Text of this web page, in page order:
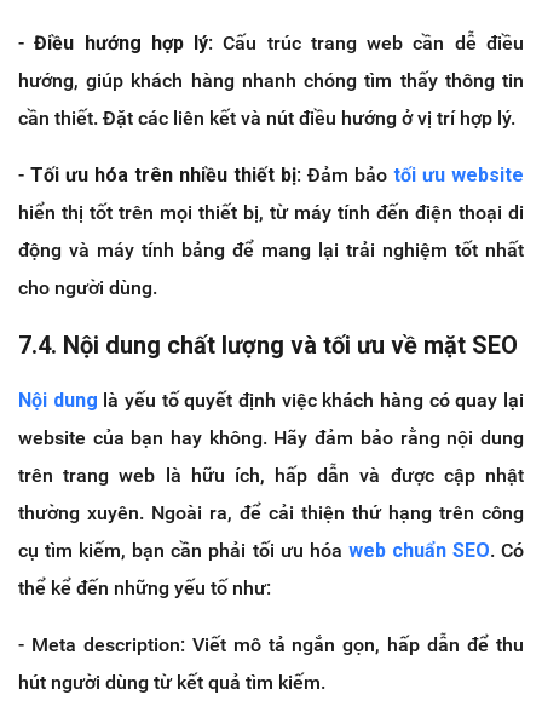
-Điều hướng hợp lý: Cấu trúc trang web cần dễ điều
hướng, giúp khách hàng nhanh chóng tìm thấy thông tin
cần thiết. Đặt các liên kết và nút điều hướng ở vị trí hợp lý.
- Tối ưu hóa trên nhiều thiết bị: Đảm bảo tối ưu website
hiển thị tốt trên mọi thiết bị, từ máy tính đến điện thoại di
động và máy tính bảng để mang lại trải nghiệm tốt nhất
cho người dùng.
7.4. Nội dung chất lượng và tối ưu về mặt SEO
Nội dung là yếu tố quyết định việc khách hàng có quay lại
website của bạn hay không. Hãy đảm bảo rằng nội dung
trên trang web là hữu ích, hấp dẫn và được cập nhật
thường xuyên. Ngoài ra, để cải thiện thứ hạng trên công
cụ tìm kiếm, bạn cần phải tối ưu hóa web chuẩn SEO. Có
thể kể đến những yếu tố như:
- Meta description: Viết mô tả ngắn gọn, hấp dẫn để thu
hút người dùng từ kết quả tìm kiếm.